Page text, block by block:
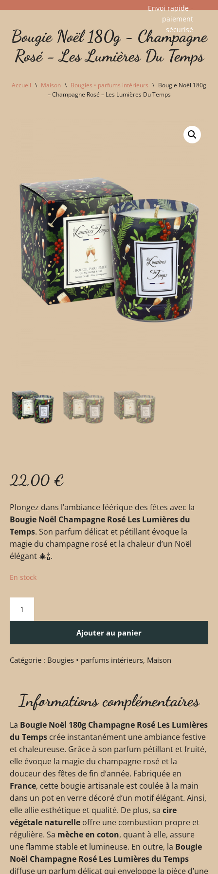
au
contenu
Envoi rapide -
paiement
sécurisé​
Bougie Noël 180g - Champagne
Rosé - Les Lumières Du Temps
Accueil \ Maison \ Bougies • parfums intérieurs \ Bougie Noël 180g
– Champagne Rosé – Les Lumières Du Temps
22,00 €
Plongez dans l’ambiance féérique des fêtes avec la
Bougie Noël Champagne Rosé Les Lumières du
Temps. Son parfum délicat et pétillant évoque la
magie du champagne rosé et la chaleur d’un Noël
élégant 🎄🍾.
En stock
Ajouter au panier
Catégorie : Bougies • parfums intérieurs, Maison
Informations complémentaires
La Bougie Noël 180g Champagne Rosé Les Lumières
du Temps crée instantanément une ambiance festive
et chaleureuse. Grâce à son parfum pétillant et fruité,
elle évoque la magie du champagne rosé et la
douceur des fêtes de fin d’année. Fabriquée en
France, cette bougie artisanale est coulée à la main
dans un pot en verre décoré d’un motif élégant. Ainsi,
elle allie esthétique et qualité. De plus, sa cire
végétale naturelle offre une combustion propre et
régulière. Sa mèche en coton, quant à elle, assure
une flamme stable et lumineuse. En outre, la Bougie
Noël Champagne Rosé Les Lumières du Temps
diffuse un parfum délicat qui enveloppe la pièce d’une